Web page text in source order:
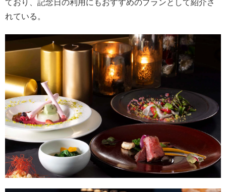
ており、記念日の利用にもおすすめのプランとして紹介さ
れている。